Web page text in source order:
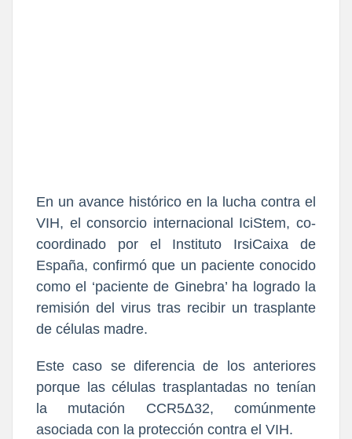
En un avance histórico en la lucha contra el
VIH, el consorcio internacional IciStem, co-
coordinado por el Instituto IrsiCaixa de
España, confirmó que un paciente conocido
como el ‘paciente de Ginebra’ ha logrado la
remisión del virus tras recibir un trasplante
de células madre.
Este caso se diferencia de los anteriores
porque las células trasplantadas no tenían
la mutación CCR5Δ32, comúnmente
asociada con la protección contra el VIH.